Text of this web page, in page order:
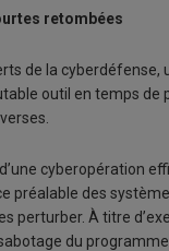
retombées
de la
outil en temps de
d’une cyberopération
préalable des
perturber. À titre
du